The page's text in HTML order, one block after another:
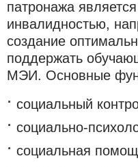
патронажа
инвалидностью,
создание
поддержать
МЭИ. Основные
социальный
социально-
социальная